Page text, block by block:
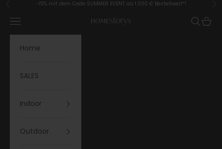
Zum Inhalt springen
Zurück -15% mit dem Code SUMMER EVENT ab 1.000 € Bestellwert*! Vor
Homestorys
Menü Suchen
Home
SALES
Indoor
Outdoor